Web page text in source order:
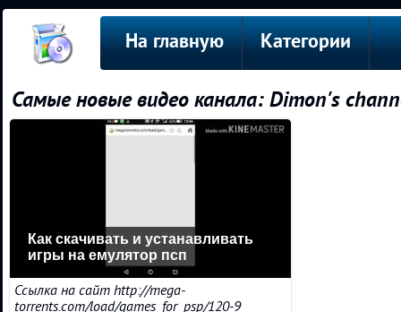
На главную Категории
Самые новые видео канала: Dimon's
Как скачивать и устанавливать
игры на емулятор псп
Ссылка на сайт http://mega-
torrents.com/load/games_for_psp/120-9